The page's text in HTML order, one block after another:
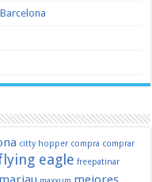
citty hopper compra comprar
eagle freepatinar